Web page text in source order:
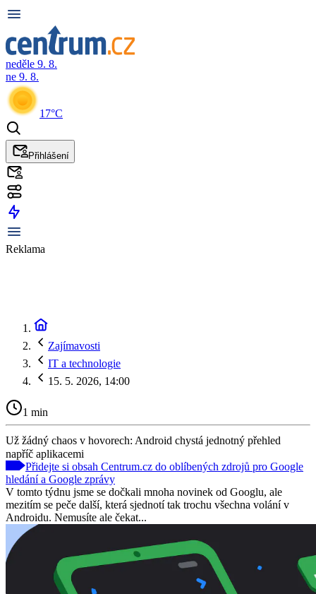
neděle 9. 8.
ne 9. 8.
17°C
Přihlášení
Reklama
Zajímavosti
IT a technologie
15. 5. 2026, 14:00
1 min
Už žádný chaos v hovorech: Android chystá jednotný přehled
napříč aplikacemi
Přidejte si obsah Centrum.cz do oblíbených zdrojů pro Google
hledání a Google zprávy
V tomto týdnu jsme se dočkali mnoha novinek od Googlu, ale
mezitím se peče další, která sjednotí tak trochu všechna volání v
Androidu. Nemusíte ale čekat...